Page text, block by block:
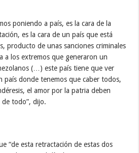
poniendo a país, es la cara de la
es la cara de un país que está
producto de unas sanciones criminales
a los extremos que generaron un
(…) este país tiene que ver
país donde tenemos que caber todos,
el amor por la patria deben
de todo”, dijo.
“de esta retractación de estas dos